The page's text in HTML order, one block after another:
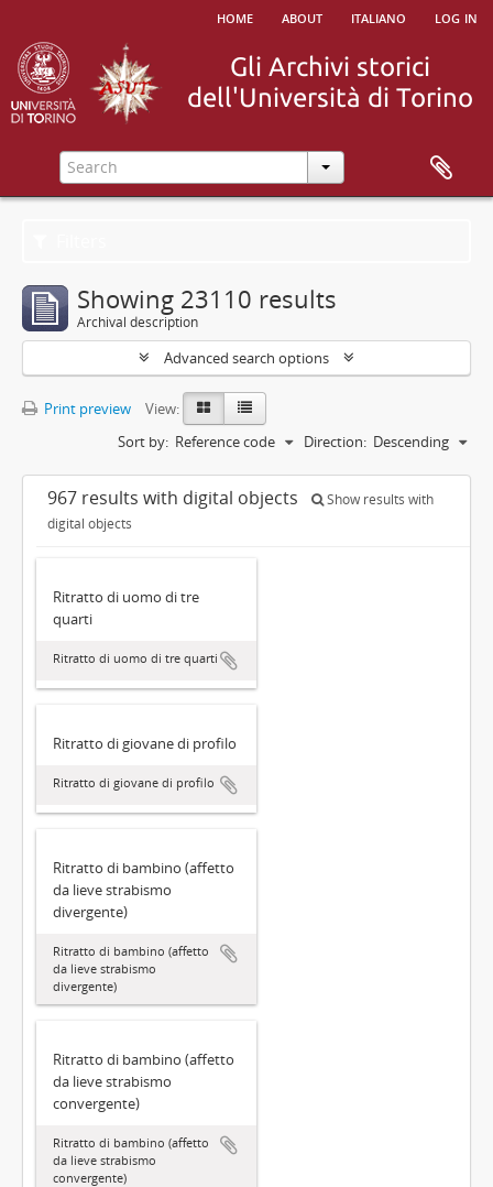
home about italiano log in
Showing 23110 results
Archival description
Advanced search options
Print preview
View:
Sort by: Reference code Direction: Descending
967 results with digital objects
Show results with
digital objects
Ritratto di uomo di tre
quarti
Ritratto di uomo di tre quarti
Ritratto di giovane di profilo
Ritratto di giovane di profilo
Ritratto di bambino (affetto
da lieve strabismo
divergente)
Ritratto di bambino (affetto
da lieve strabismo
divergente)
Ritratto di bambino (affetto
da lieve strabismo
convergente)
Ritratto di bambino (affetto
da lieve strabismo
convergente)